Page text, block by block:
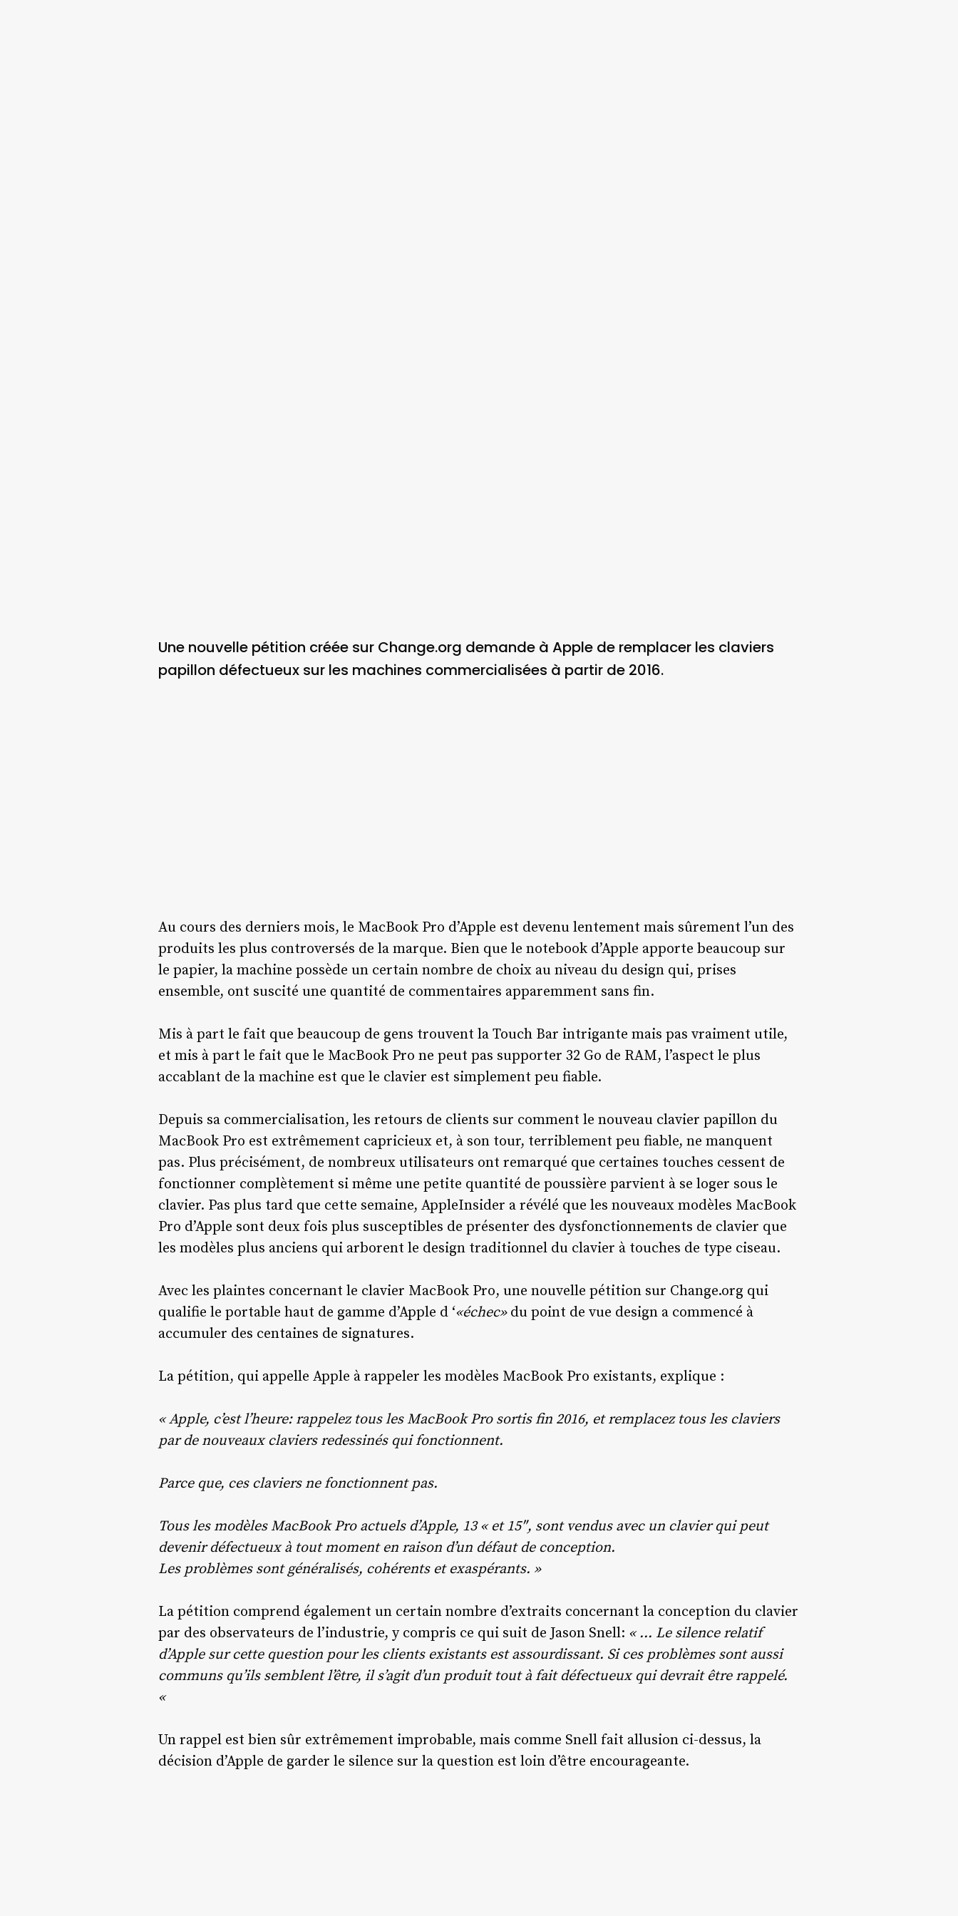
Une nouvelle pétition créée sur Change.org demande à Apple de remplacer les claviers
papillon défectueux sur les machines commercialisées à partir de 2016.
Au cours des derniers mois, le MacBook Pro d’Apple est devenu lentement mais sûrement l’un des
produits les plus controversés de la marque. Bien que le notebook d’Apple apporte beaucoup sur
le papier, la machine possède un certain nombre de choix au niveau du design qui, prises
ensemble, ont suscité une quantité de commentaires apparemment sans fin.
Mis à part le fait que beaucoup de gens trouvent la Touch Bar intrigante mais pas vraiment utile,
et mis à part le fait que le MacBook Pro ne peut pas supporter 32 Go de RAM, l’aspect le plus
accablant de la machine est que le clavier est simplement peu fiable.
Depuis sa commercialisation, les retours de clients sur comment le nouveau clavier papillon du
MacBook Pro est extrêmement capricieux et, à son tour, terriblement peu fiable, ne manquent
pas. Plus précisément, de nombreux utilisateurs ont remarqué que certaines touches cessent de
fonctionner complètement si même une petite quantité de poussière parvient à se loger sous le
clavier. Pas plus tard que cette semaine, AppleInsider a révélé que les nouveaux modèles MacBook
Pro d’Apple sont deux fois plus susceptibles de présenter des dysfonctionnements de clavier que
les modèles plus anciens qui arborent le design traditionnel du clavier à touches de type ciseau.
Avec les plaintes concernant le clavier MacBook Pro, une nouvelle pétition sur Change.org qui
qualifie le portable haut de gamme d’Apple d ‘«échec»du point de vue design a commencé à
accumuler des centaines de signatures.
La pétition, qui appelle Apple à rappeler les modèles MacBook Pro existants, explique :
« Apple, c’est l’heure: rappelez tous les MacBook Pro sortis fin 2016, et remplacez tous les claviers
par de nouveaux claviers redessinés qui fonctionnent.
Parce que, ces claviers ne fonctionnent pas.
Tous les modèles MacBook Pro actuels d’Apple, 13 « et 15″, sont vendus avec un clavier qui peut
devenir défectueux à tout moment en raison d’un défaut de conception.
Les problèmes sont généralisés, cohérents et exaspérants. »
La pétition comprend également un certain nombre d’extraits concernant la conception du clavier
par des observateurs de l’industrie, y compris ce qui suit de Jason Snell: « … Le silence relatif
d’Apple sur cette question pour les clients existants est assourdissant. Si ces problèmes sont aussi
communs qu’ils semblent l’être, il s’agit d’un produit tout à fait défectueux qui devrait être rappelé.
«
Un rappel est bien sûr extrêmement improbable, mais comme Snell fait allusion ci-dessus, la
décision d’Apple de garder le silence sur la question est loin d’être encourageante.